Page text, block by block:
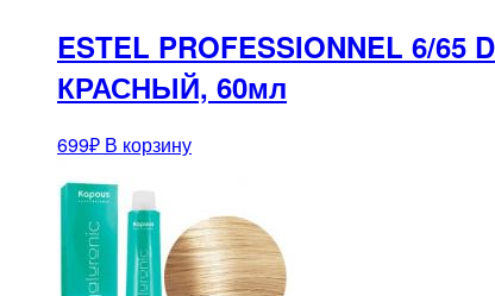
ESTEL PROFESSIONNEL
КРАСНЫЙ, 60мл
699₽ В корзину